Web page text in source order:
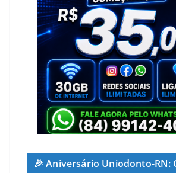
🎉 Aniversário Uniodonto-RN: